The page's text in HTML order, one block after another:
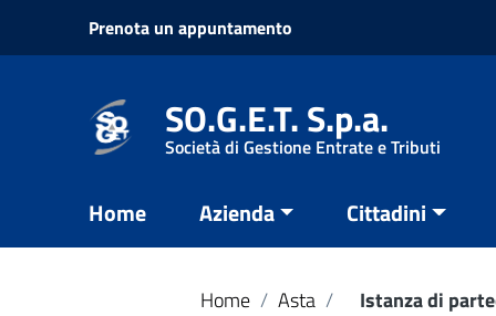
Vai ai contenuti
Vai al menu di navigazione
Prenota un appuntamento
SO.G.E.T. S.p.a.
Società di Gestione Entrate e Tributi
Home Azienda Cittadini
Home / Asta / Istanza di